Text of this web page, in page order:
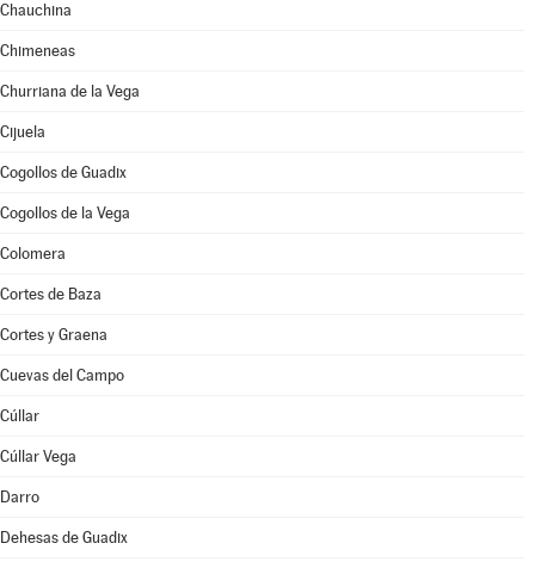
Chauchina
Chimeneas
Churriana de la Vega
Cijuela
Cogollos de Guadix
Cogollos de la Vega
Colomera
Cortes de Baza
Cortes y Graena
Cuevas del Campo
Cúllar
Cúllar Vega
Darro
Dehesas de Guadix